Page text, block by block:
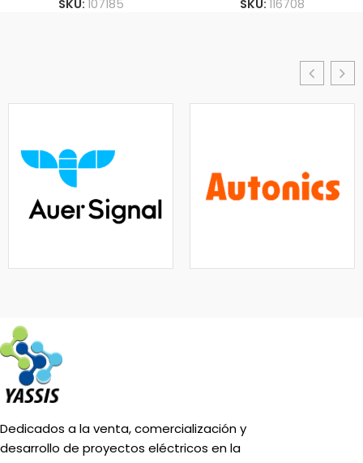
SKU: 107185 SKU: 116708
Dedicados a la venta, comercialización y
desarrollo de proyectos eléctricos en la